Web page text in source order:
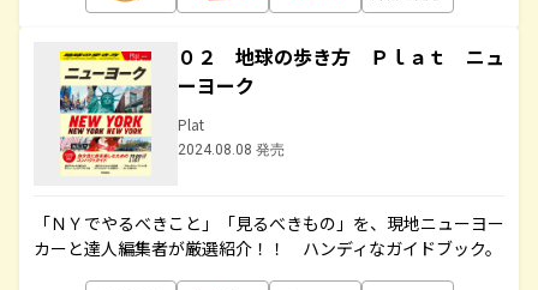
０２ 地球の歩き方 Ｐｌａｔ ニュ
ーヨーク
Plat
2024.08.08 発売
「ＮＹでやるべきこと」「見るべきもの」を、現地ニューヨー
カーと達人編集者が厳選紹介！！ ハンディなガイドブック。